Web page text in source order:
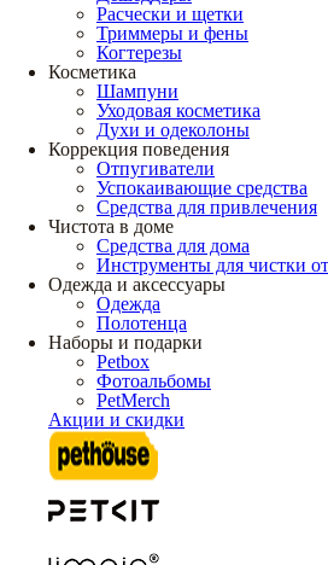
Расчески и щетки
Триммеры и фены
Когтерезы
Косметика
Шампуни
Уходовая косметика
Духи и одеколоны
Коррекция поведения
Отпугиватели
Успокаивающие средства
Средства для привлечения
Чистота в доме
Средства для дома
Инструменты для чистки
Одежда и аксессуары
Одежда
Полотенца
Наборы и подарки
Petbox
Фотоальбомы
PetMerch
Акции и скидки